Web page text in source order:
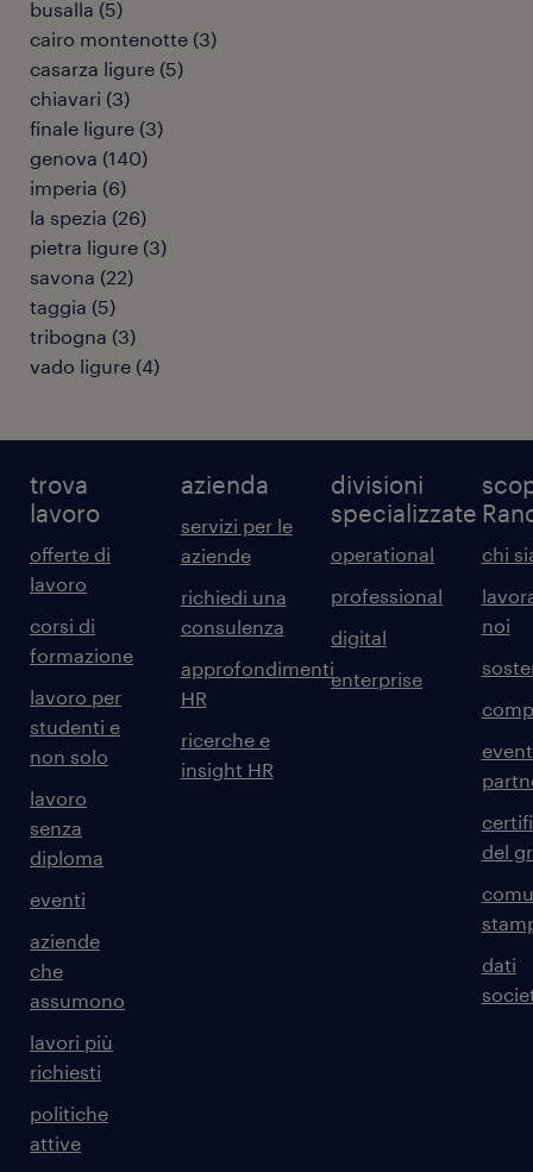
busalla (5)
cairo montenotte (3)
casarza ligure (5)
chiavari (3)
finale ligure (3)
genova (140)
imperia (6)
la spezia (26)
pietra ligure (3)
savona (22)
taggia (5)
tribogna (3)
vado ligure (4)
trova
lavoro
offerte di
lavoro
corsi di
formazione
lavoro per
studenti e
non solo
lavoro
senza
diploma
eventi
aziende
che
assumono
lavori più
richiesti
politiche
attive
azienda
servizi per le
aziende
richiedi una
consulenza
approfondimenti
HR
ricerche e
insight HR
divisioni
specializzate
operational
professional
digital
enterprise
chi
noi
del
dati